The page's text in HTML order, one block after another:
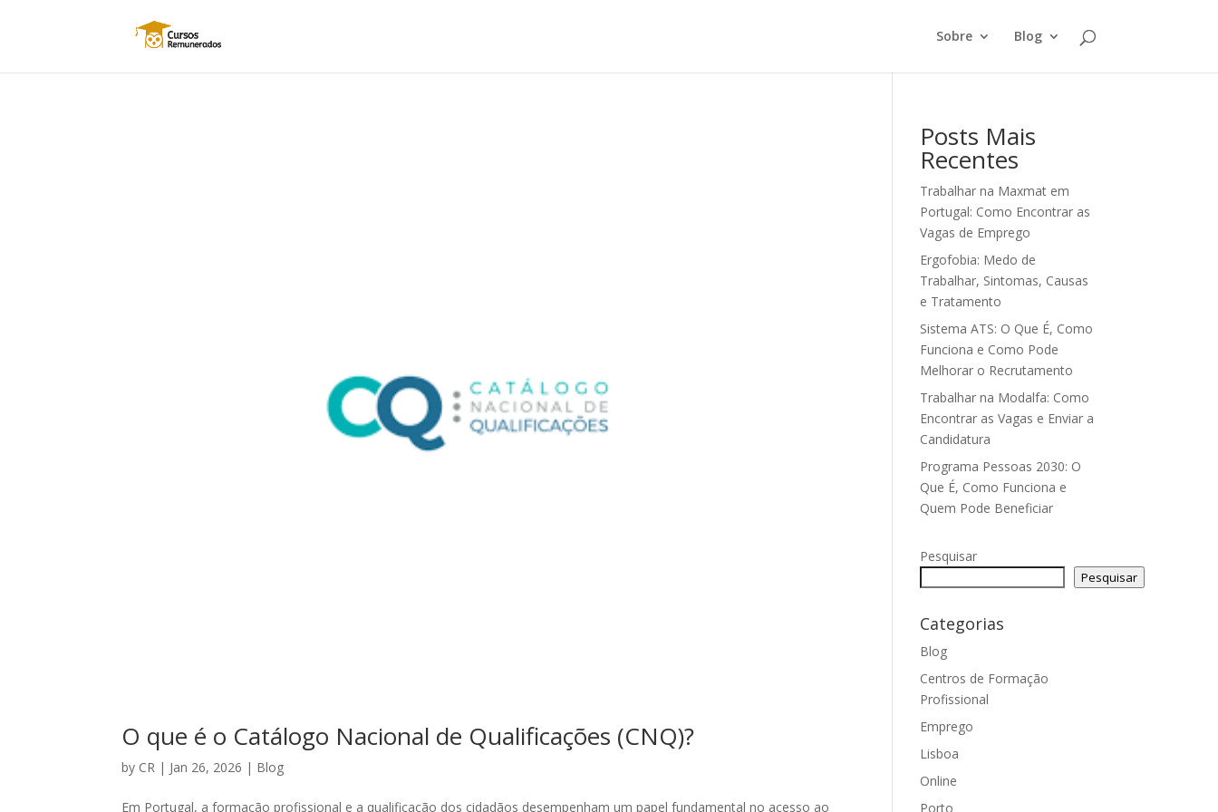
Sobre Blog
O que é o Catálogo Nacional de Qualificações (CNQ)?
by CR | Jan 26, 2026 | Blog
Em Portugal, a formação profissional e a qualificação dos cidadãos desempenham um papel fundamental no acesso ao
Posts Mais
Recentes
Trabalhar na Maxmat em
Portugal: Como Encontrar as
Vagas de Emprego
Ergofobia: Medo de
Trabalhar, Sintomas, Causas
e Tratamento
Sistema ATS: O Que É, Como
Funciona e Como Pode
Melhorar o Recrutamento
Trabalhar na Modalfa: Como
Encontrar as Vagas e Enviar a
Candidatura
Programa Pessoas 2030: O
Que É, Como Funciona e
Quem Pode Beneficiar
Pesquisar
Pesquisar
Categorias
Blog
Centros de Formação
Profissional
Emprego
Lisboa
Online
Porto